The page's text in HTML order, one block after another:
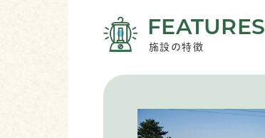
FEATURES
施設の特徴